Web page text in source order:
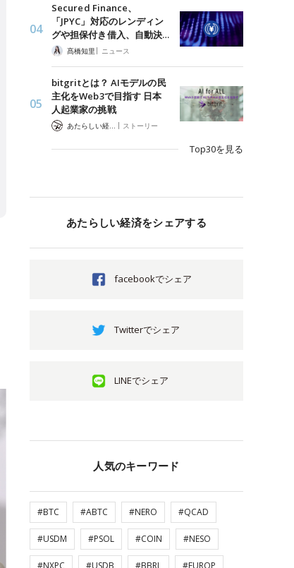
Secured Finance、
「JPYC」対応のレンディン
グや担保付き借入、自動決…
髙橋知里 | ニュース
bitgritとは？ AIモデルの民
主化をWeb3で目指す 日本
人起業家の挑戦
| ストーリー
Top30を見る
あたらしい経済をシェアする
facebookでシェア
Twitterでシェア
LINEでシェア
人気のキーワード
#BTC #ABTC #NERO #QCAD
#USDM #PSOL #COIN #NESO
#NXPC #USDB #BBRL #EUROP